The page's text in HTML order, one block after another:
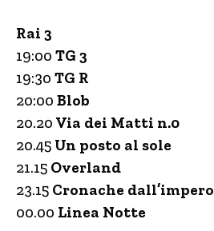
Rai 3
19:00 TG 3
19:30 TG R
20:00 Blob
20.20 Via dei Matti n.0
20.45 Un posto al sole
21.15 Overland
23.15 Cronache dall’impero
00.00 Linea Notte